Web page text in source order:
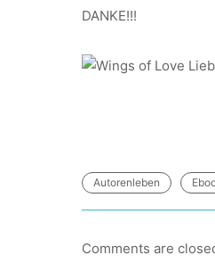
DANKE!!!
Autorenleben
Comments are